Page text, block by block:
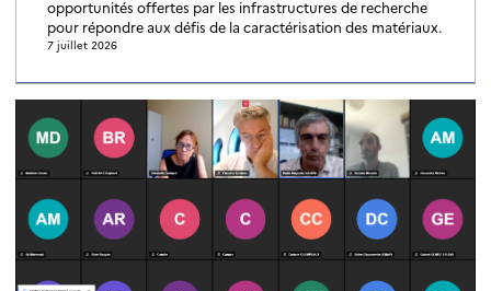
opportunités offertes par les infrastructures de recherche
pour répondre aux défis de la caractérisation des matériaux.
7 juillet 2026